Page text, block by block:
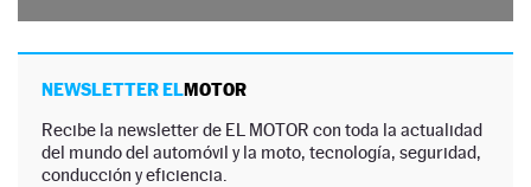
NEWSLETTER ELMOTOR
Recibe la newsletter de EL MOTOR con toda la actualidad
del mundo del automóvil y la moto, tecnología, seguridad,
conducción y eficiencia.